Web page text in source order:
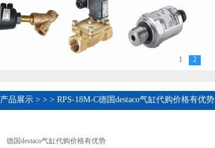
1 2
产品展示> > > RPS-18M-C德国destaco气缸代购价格有优势
德国destaco气缸代购价格有优势